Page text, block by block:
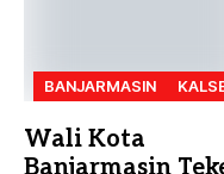
BANJARMASIN
Wali Kota
Banjarmasin